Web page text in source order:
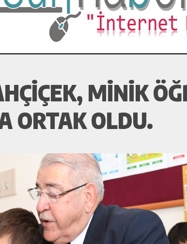
MINIK
ORTAK OLDU.